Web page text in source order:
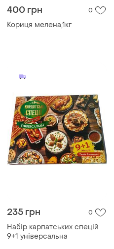
400 грн 0
Кориця мелена,1кг
235 грн 0
Набір карпатських спецій
9+1 універсальна